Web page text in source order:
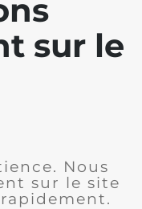
sur le
Nous
sur le site